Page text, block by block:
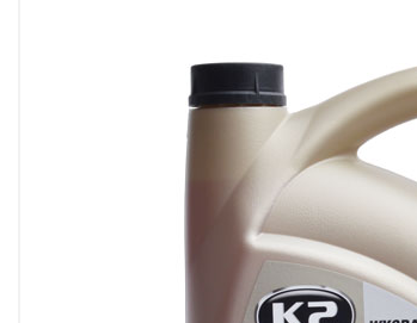
Sada na servis a údržbu motoru